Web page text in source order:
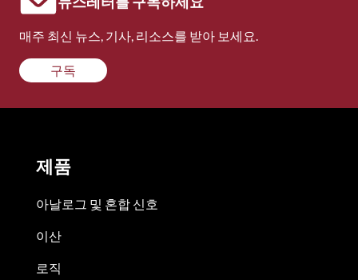
매주 최신 뉴스, 기사, 리소스를 받아 보세요.
구독
제품
아날로그 및 혼합 신호
이산
로직